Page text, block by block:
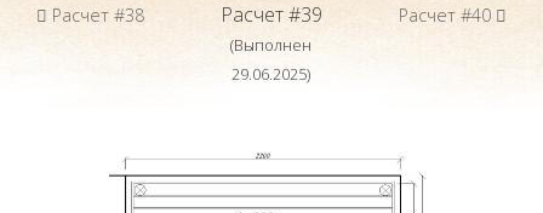
Расчет #38 Расчет #39
(Выполнен
29.06.2025)
Расчет #40